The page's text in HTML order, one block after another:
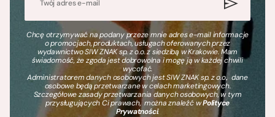
Chcę otrzymywać na podany przeze mnie adres e-mail informacje
o promocjach, produktach, usługach oferowanych przez
wydawnictwo SIW ZNAK sp. z o.o. z siedzibą w Krakowie. Mam
świadomość, że zgoda jest dobrowolna i mogę ją w każdej chwili
wycofać.
Administratorem danych osobowych jest SIW ZNAK sp. z o.o., dane
osobowe będą przetwarzane w celach marketingowych.
Szczegółowe zasady przetwarzania danych osobowych, w tym
przysługujących Ci prawach, można znaleźć wPolityce
Prywatności.